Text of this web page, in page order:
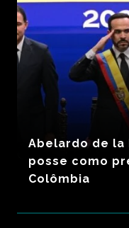
Abelardo de la
posse como
Colômbia